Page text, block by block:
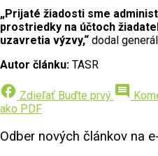
„Prijaté žiadosti sme
prostriedky na účtoch
uzavretia výzvy,“ dodal
Autor článku: TASR
facebook Zdieľať Buďte prvý comment
ako PDF
Odber nových článkov na